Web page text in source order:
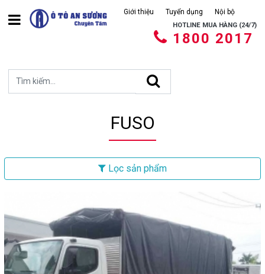
Giới thiệu Tuyển dụng Nội bộ
HOTLINE MUA HÀNG (24/7)
1800 2017
FUSO
Lọc sản phẩm